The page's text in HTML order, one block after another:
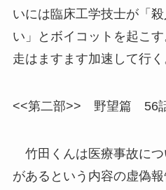
いには臨床工学技士が「
い」とボイコットを起こ
走はますます加速して行く
<<第二部>> 野望篇 56
竹田くんは医療事故に
があるという内容の虚偽